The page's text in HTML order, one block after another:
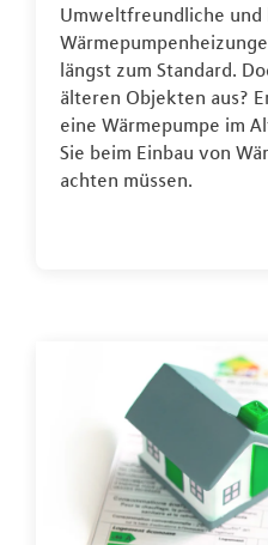
Umweltfreundliche
längst zum Standard.
älteren Objekten aus?
eine Wärmepumpe im
Sie beim Einbau von
achten müssen.